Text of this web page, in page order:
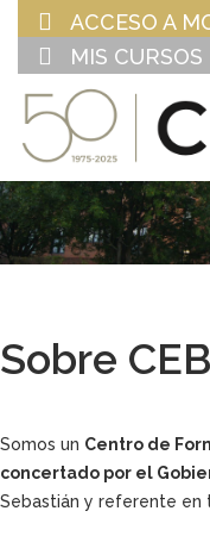
ACCESO A
MIS CURSOS
EU ES
Sobre
Somos un Centro de
concertado por el
Sebastián y referente en